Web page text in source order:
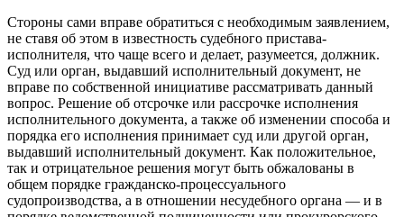
Стороны сами вправе обратиться с необходимым заявлением,
не ставя об этом в известность судебного пристава-
исполнителя, что чаще всего и делает, разумеется, должник.
Суд или орган, выдавший исполнительный документ, не
вправе по собственной инициативе рассматривать данный
вопрос. Решение об отсрочке или рассрочке исполнения
исполнительного документа, а также об изменении способа и
порядка его исполнения принимает суд или другой орган,
выдавший исполнительный документ. Как положительное,
так и отрицательное решения могут быть обжалованы в
общем порядке гражданско-процессуального
судопроизводства, а в отношении несудебного органа — и в